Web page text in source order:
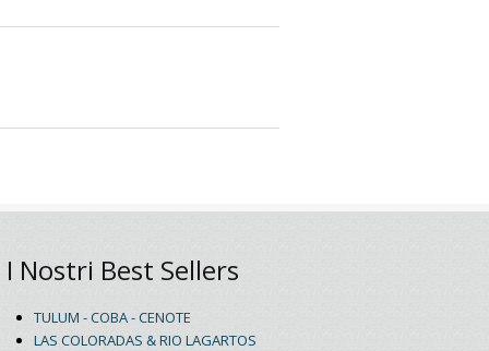
I Nostri Best Sellers
TULUM - COBA - CENOTE
LAS COLORADAS & RIO LAGARTOS